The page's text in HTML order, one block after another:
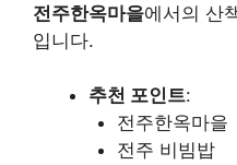
전주한옥마을에서의 산
입니다.
추천 포인트:
전주한옥마을
전주 비빔밥